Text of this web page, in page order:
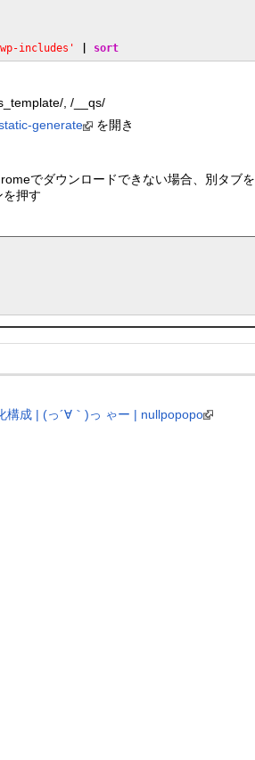
includes' sort
, /__qs/
generate
を開き
でダウンロードできない場合、別タブ
を押す
構成 | (っ´∀｀)っ ゃー | nullpopopo